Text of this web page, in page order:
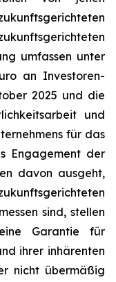
umfassen unter
an Investoren-
2025 und die
und
für das
Engagement der
davon ausgeht,
sind, stellen
Garantie für
ihrer inhärenten
nicht übermäßig